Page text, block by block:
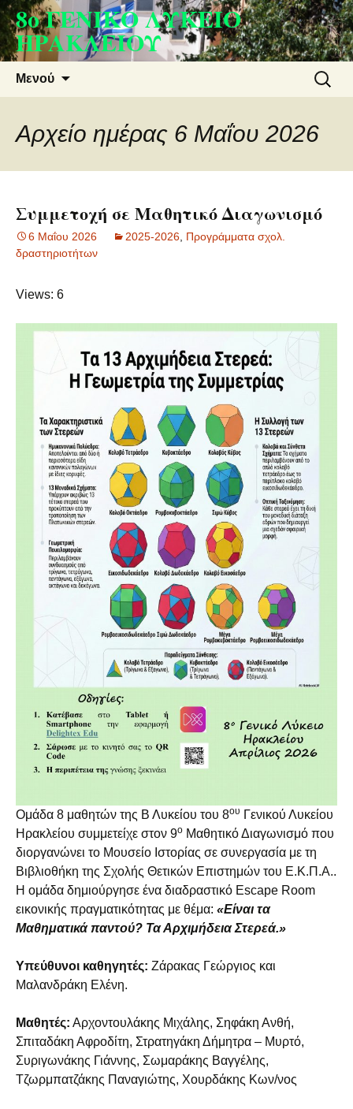
Μετάβαση
σε
περιεχόμενο
8ο ΓΕΝΙΚΟ ΛΥΚΕΙΟ
ΗΡΑΚΛΕΙΟΥ
Μενού
για:
Αρχείο ημέρας 6 Μαΐου 2026
Συμμετοχή σε Μαθητικό Διαγωνισμό
6 Μαΐου 2026 2025-2026 Προγράμματα σχολ.
δραστηριοτήτων
Views: 6
Ομάδα 8 μαθητών της Β Λυκείου του 8ου Γενικού Λυκείου
Ηρακλείου συμμετείχε στον 9ο Μαθητικό Διαγωνισμό που
διοργανώνει το Μουσείο Ιστορίας σε συνεργασία με τη
Βιβλιοθήκη της Σχολής Θετικών Επιστημών του Ε.Κ.Π.Α..
Η ομάδα δημιούργησε ένα διαδραστικό Escape Room
εικονικής πραγματικότητας με θέμα: «Είναι τα
Μαθηματικά παντού? Τα Αρχιμήδεια Στερεά.»
Υπεύθυνοι καθηγητές: Ζάρακας Γεώργιος και
Μαλανδράκη Ελένη.
Μαθητές: Αρχοντουλάκης Μιχάλης, Σηφάκη Ανθή,
Σπιταδάκη Αφροδίτη, Στρατηγάκη Δήμητρα – Μυρτό,
Συριγωνάκης Γιάννης, Σωμαράκης Βαγγέλης,
Τζωρμπατζάκης Παναγιώτης, Χουρδάκης Κων/νος